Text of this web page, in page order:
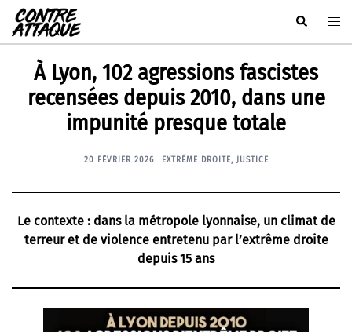
Aller
au
contenu
Rechercher
⁨À Lyon, 102 agressions fascistes
recensées depuis 2010, dans une
impunité presque totale
20 FÉVRIER 2026 EXTRÊME DROITE, JUSTICE
Le contexte : dans la métropole lyonnaise, un climat de
terreur et de violence entretenu par l’extrême droite
depuis 15 ans